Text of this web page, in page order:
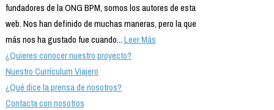
fundadores de la ONG BPM, somos los autores de esta
web. Nos han definido de muchas maneras, pero la que
más nos ha gustado fue cuando...Leer Más
¿Quieres conocer nuestro proyecto?
Nuestro Currículum Viajero
¿Qué dice la prensa de nosotros?
Contacta con nosotros